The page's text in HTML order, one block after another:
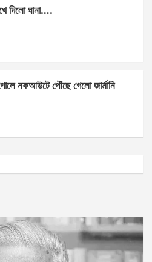
দিলো ঘানা….
নকআউটে পৌঁছে গেলো জার্মানি